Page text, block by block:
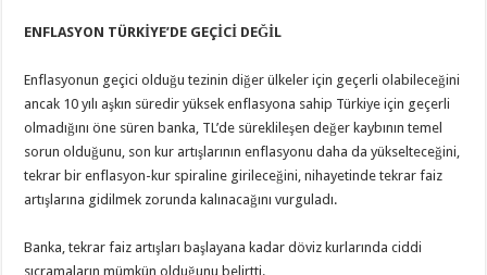
ENFLASYON TÜRKİYE’DE GEÇİCİ DEĞİL
Enflasyonun geçici olduğu tezinin diğer ülkeler için geçerli olabileceğini
ancak 10 yılı aşkın süredir yüksek enflasyona sahip Türkiye için geçerli
olmadığını öne süren banka, TL’de süreklileşen değer kaybının temel
sorun olduğunu, son kur artışlarının enflasyonu daha da yükselteceğini,
tekrar bir enflasyon-kur spiraline girileceğini, nihayetinde tekrar faiz
artışlarına gidilmek zorunda kalınacağını vurguladı.
Banka, tekrar faiz artışları başlayana kadar döviz kurlarında ciddi
sıçramaların mümkün olduğunu belirtti.